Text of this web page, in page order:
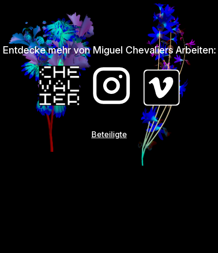
Entdecke mehr von Miguel Chevaliers Arbeiten:
Beteiligte